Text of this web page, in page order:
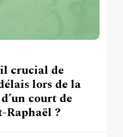
crucial de
lors de la
court de
Raphaël ?